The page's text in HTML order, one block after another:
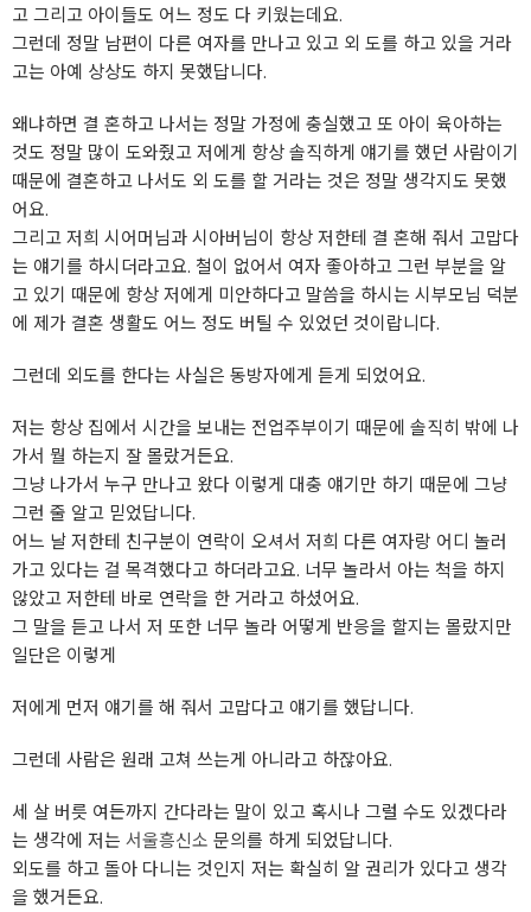
고 그리고 아이들도 어느 정도 다 키웠는데요.
그런데 정말 남편이 다른 여자를 만나고 있고 외 도를 하고 있을 거라
고는 아예 상상도 하지 못했답니다.
왜냐하면 결 혼하고 나서는 정말 가정에 충실했고 또 아이 육아하는
것도 정말 많이 도와줬고 저에게 항상 솔직하게 얘기를 했던 사람이기
때문에 결혼하고 나서도 외 도를 할 거라는 것은 정말 생각지도 못했
어요.
그리고 저희 시어머님과 시아버님이 항상 저한테 결 혼해 줘서 고맙다
는 얘기를 하시더라고요. 철이 없어서 여자 좋아하고 그런 부분을 알
고 있기 때문에 항상 저에게 미안하다고 말씀을 하시는 시부모님 덕분
에 제가 결혼 생활도 어느 정도 버틸 수 있었던 것이랍니다.
그런데 외도를 한다는 사실은 동방자에게 듣게 되었어요.
저는 항상 집에서 시간을 보내는 전업주부이기 때문에 솔직히 밖에 나
가서 뭘 하는지 잘 몰랐거든요.
그냥 나가서 누구 만나고 왔다 이렇게 대충 얘기만 하기 때문에 그냥
그런 줄 알고 믿었답니다.
어느 날 저한테 친구분이 연락이 오셔서 저희 다른 여자랑 어디 놀러
가고 있다는 걸 목격했다고 하더라고요. 너무 놀라서 아는 척을 하지
않았고 저한테 바로 연락을 한 거라고 하셨어요.
그 말을 듣고 나서 저 또한 너무 놀라 어떻게 반응을 할지는 몰랐지만
일단은 이렇게
저에게 먼저 얘기를 해 줘서 고맙다고 얘기를 했답니다.
그런데 사람은 원래 고쳐 쓰는게 아니라고 하잖아요.
세 살 버릇 여든까지 간다라는 말이 있고 혹시나 그럴 수도 있겠다라
는 생각에 저는 서울흥신소 문의를 하게 되었답니다.
외도를 하고 돌아 다니는 것인지 저는 확실히 알 권리가 있다고 생각
을 했거든요.